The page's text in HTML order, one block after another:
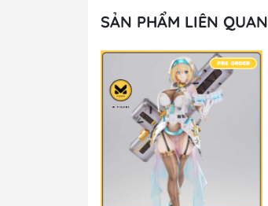
SẢN PHẨM LIÊN QUAN